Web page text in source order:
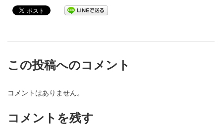
この投稿へのコメント
コメントはありません。
コメントを残す